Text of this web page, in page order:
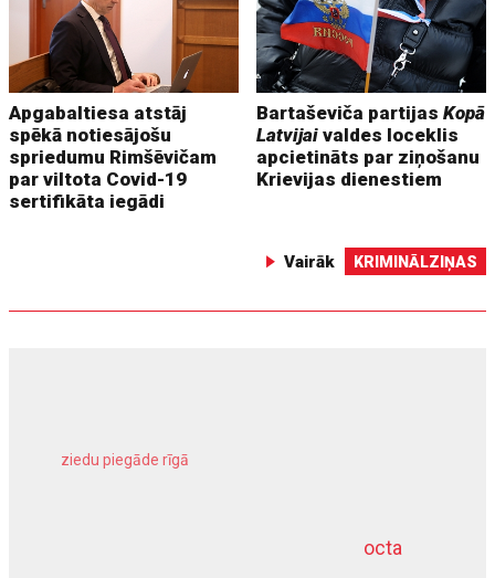
Apgabaltiesa atstāj
spēkā notiesājošu
spriedumu Rimšēvičam
par viltota Covid-19
sertifikāta iegādi
Bartaševiča partijasKopā
Latvijai valdes loceklis
apcietināts par ziņošanu
Krievijas dienestiem
Vairāk KRIMINĀLZIŅAS
octa
ziedu piegāde rīgā
dziļurbums